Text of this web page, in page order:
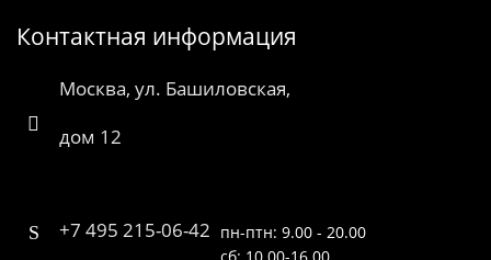
Контактная информация
Москва, ул. Башиловская,
дом 12
+7 495 215-06-42 пн-птн: 9.00 - 20.00
сб: 10.00-16.00